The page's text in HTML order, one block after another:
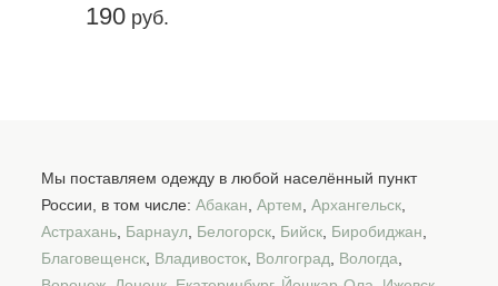
190 руб.
Мы поставляем одежду в любой населённый пункт
России, в том числе: Абакан Артем Архангельск
Астрахань Барнаул Белогорск Бийск Биробиджан
Благовещенск Владивосток Волгоград Вологда